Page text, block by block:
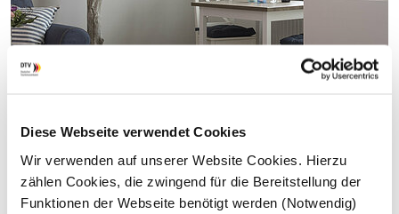
Diese Webseite verwendet Cookies
Wir verwenden auf unserer Website Cookies. Hierzu
zählen Cookies, die zwingend für die Bereitstellung der
Funktionen der Webseite benötigt werden (Notwendig)
© istockphoto.com/nicky39
STERNEFERIEN REGION